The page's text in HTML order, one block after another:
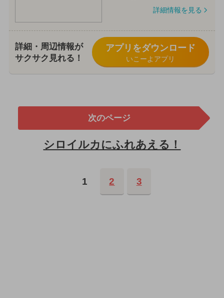
詳細情報を見る
詳細・周辺情報が
サクサク見れる！
アプリをダウンロード
いこーよアプリ
次のページ
シロイルカにふれあえる！
1 2 3